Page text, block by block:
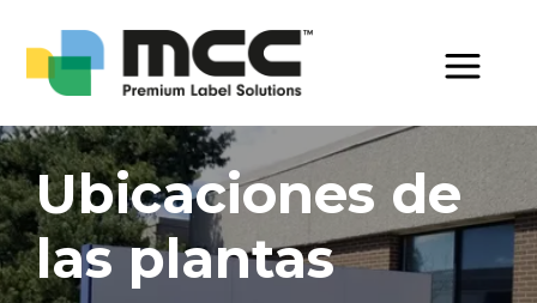
Ubicaciones de
las plantas